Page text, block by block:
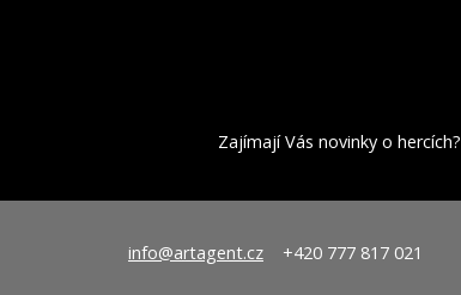
Zajímají Vás novinky o
info@artagent.cz +420 777 817 021